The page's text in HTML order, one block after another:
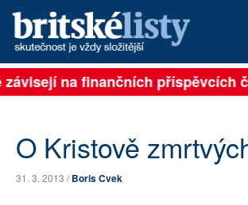
PŘIHLÁSIT
ARCHIV
na finančních příspěvcích
O Kristově
31. 3. 2013 /Boris Cvek